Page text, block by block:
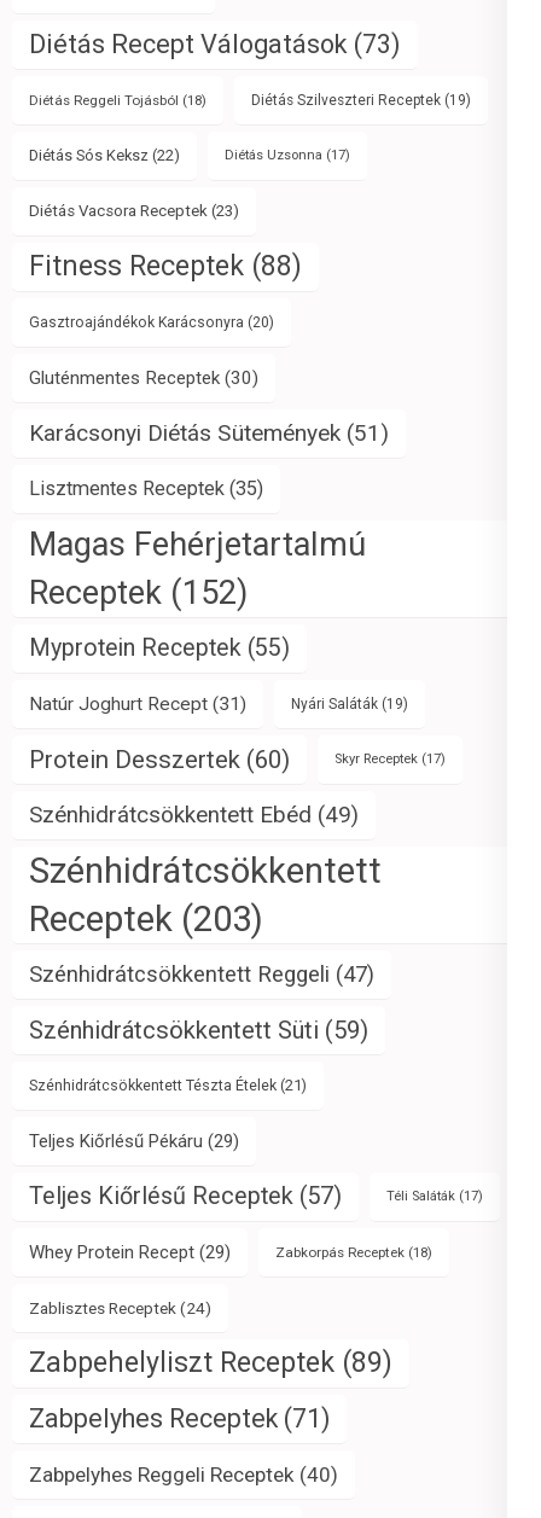
Diétás Recept Válogatások (73)
Diétás Reggeli Tojásból (18) Diétás Szilveszteri Receptek (19)
Diétás Sós Keksz (22) Diétás Uzsonna (17)
Diétás Vacsora Receptek (23)
Fitness Receptek (88)
Gasztroajándékok Karácsonyra (20)
Gluténmentes Receptek (30)
Karácsonyi Diétás Sütemények (51)
Lisztmentes Receptek (35)
Magas Fehérjetartalmú
Receptek (152)
Myprotein Receptek (55)
Natúr Joghurt Recept (31) Nyári Saláták (19)
Protein Desszertek (60) Skyr Receptek (17)
Szénhidrátcsökkentett Ebéd (49)
Szénhidrátcsökkentett
Receptek (203)
Szénhidrátcsökkentett Reggeli (47)
Szénhidrátcsökkentett Süti (59)
Szénhidrátcsökkentett Tészta Ételek (21)
Teljes Kiőrlésű Pékáru (29)
Teljes Kiőrlésű Receptek (57) Téli Saláták (17)
Whey Protein Recept (29) Zabkorpás Receptek (18)
Zablisztes Receptek (24)
Zabpehelyliszt Receptek (89)
Zabpelyhes Receptek (71)
Zabpelyhes Reggeli Receptek (40)